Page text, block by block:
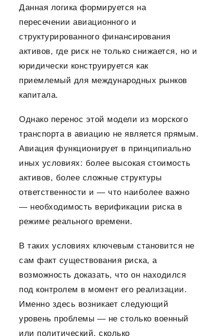
Данная логика формируется на
пересечении авиационного и
структурированного финансирования
активов, где риск не только снижается, но и
юридически конструируется как
приемлемый для международных рынков
капитала.
Однако перенос этой модели из морского
транспорта в авиацию не является прямым.
Авиация функционирует в принципиально
иных условиях: более высокая стоимость
активов, более сложные структуры
ответственности и — что наиболее важно
— необходимость верификации риска в
режиме реального времени.
В таких условиях ключевым становится не
сам факт существования риска, а
возможность доказать, что он находился
под контролем в момент его реализации.
Именно здесь возникает следующий
уровень проблемы — не столько военный
или политический, сколько